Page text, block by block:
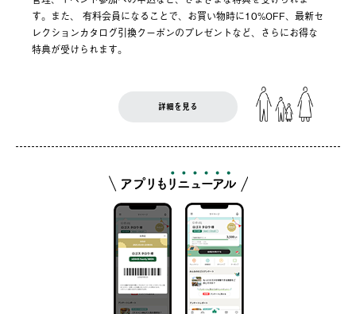
す。また、 有料会員になることで、お買い物時に10%OFF、最新セ
レクションカタログ引換クーポンのプレゼントなど、さらにお得な
特典が受けられます。
詳細を見る